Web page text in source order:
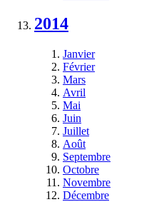
2014
Janvier
Février
Mars
Avril
Mai
Juin
Juillet
Août
Septembre
Octobre
Novembre
Décembre